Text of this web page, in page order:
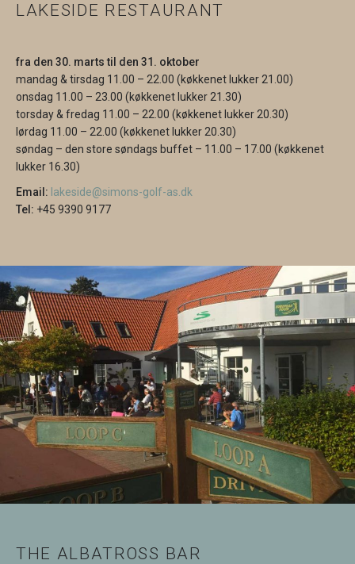
LAKESIDE RESTAURANT
fra den 30. marts til den 31. oktober
mandag & tirsdag 11.00 – 22.00 (køkkenet lukker 21.00)
onsdag 11.00 – 23.00 (køkkenet lukker 21.30)
torsday & fredag 11.00 – 22.00 (køkkenet lukker 20.30)
lørdag 11.00 – 22.00 (køkkenet lukker 20.30)
søndag – den store søndags buffet – 11.00 – 17.00 (køkkenet
lukker 16.30)
Email: lakeside@simons-golf-as.dk
Tel: +45 9390 9177
THE ALBATROSS BAR